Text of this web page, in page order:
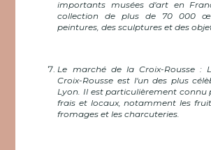
importants musées d'art en
collection de plus de 70 000
peintures, des sculptures et des
Le marché de la Croix-Rousse :
Croix-Rousse est l'un des plus
Lyon. Il est particulièrement connu
frais et locaux, notamment les
fromages et les charcuteries.